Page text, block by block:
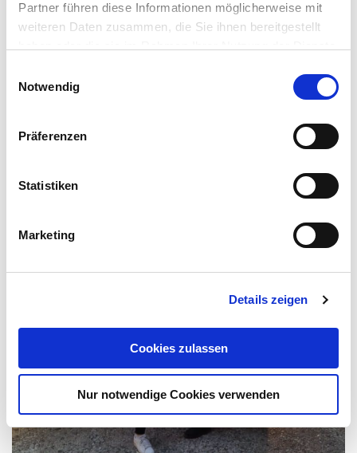
Partner führen diese Informationen möglicherweise mit
weiteren Daten zusammen, die Sie ihnen bereitgestellt
Notwendig
Präferenzen
Statistiken
Marketing
Details zeigen
Cookies zulassen
Nur notwendige Cookies verwenden